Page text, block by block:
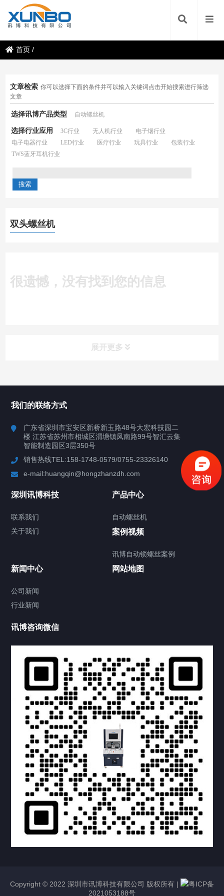
首页 /
文章检索 你可以选择下面的条件并可以输入关键词点击开始搜索进行筛选
文章
选择讯博产品类型 自动螺丝机
选择行业应用 3C行业 无人机行业
电子烟行业
电子电器行业
LED行业 医疗行业 玩具行业
包装行业
TWS蓝牙耳机行业
双头螺丝机
很遗憾，没有找到您的信息
展开更多
行业案例
联系我们
关于我们
提交您的需求，获取产品资料与报价
我们的联络方式
广东省深圳市宝安区新桥新玉路48号大宏科技园二
楼 江苏省苏州市相城区渭塘镇凤南路99号智汇云集
智能制造园区3层350号
销售热线TEL:158-1748-0579/0755-23326140
e-mail:huangqin@hongzhanzdh.com
深圳讯博科技
联系我们
关于我们
产品中心
自动螺丝机
案例视频
讯博自动锁螺丝案例
新闻中心
公司新闻
行业新闻
网站地图
讯博咨询微信
Copyright © 2022 深圳市讯博科技有限公司 版权所有 |
粤ICP备
2021053188号